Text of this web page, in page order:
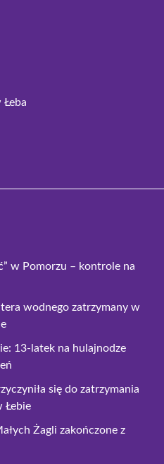
w Pomorzu – kontrole na
wodnego zatrzymany w
13-latek na hulajnodze
się do zatrzymania
Łebie
Żagli zakończone z